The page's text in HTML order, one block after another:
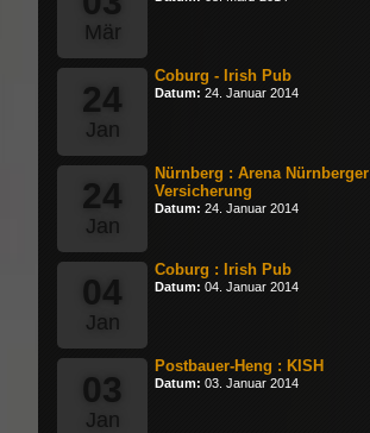
Mär
24
Jan
Coburg - Irish Pub
Datum: 24. Januar 2014
24
Jan
Nürnberg : Arena Nürnberger
Versicherung
Datum: 24. Januar 2014
04
Jan
Coburg : Irish Pub
Datum: 04. Januar 2014
03
Jan
Postbauer-Heng : KISH
Datum: 03. Januar 2014